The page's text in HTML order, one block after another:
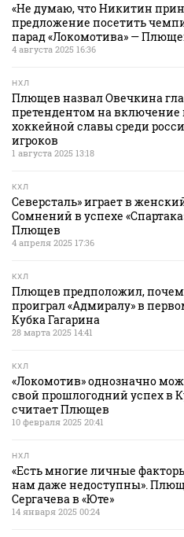
«Не думаю, что Никитин
предложение посетить
парад «Локомотива» —
4 августа 2025 16:36
НХЛ
Плющев назвал Овечкина
претендентом на включение
хоккейной славы среди
игроков
1 августа 2025 13:18
КХЛ
Северсталь» играет в
Сомнений в успехе
Плющев
4 апреля 2025 17:36
КХЛ
Плющев предположил,
проиграл «Адмиралу» в
Кубка Гагарина
28 марта 2025 14:41
КХЛ
«Локомотив» однозначно
свой прошлогодний успех в
считает Плющев
10 февраля 2025 20:41
НХЛ
«Есть многие личные
нам даже недоступны».
Сергачева в «Юте»
14 января 2025 00:24